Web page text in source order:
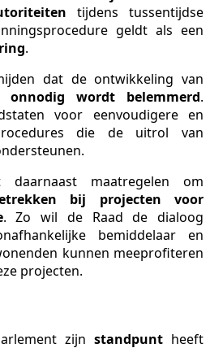
tijdens tussentijdse
geldt als een
.
dat de ontwikkeling van
onnodig wordt belemmerd.
voor eenvoudigere en
die de uitrol van
maatregelen om
bij projecten voor
. Zo wil de Raad de dialoog
bemiddelaar en
kunnen meeprofiteren
projecten.
zijn standpunt heeft